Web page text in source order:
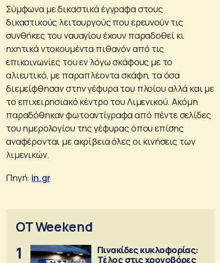
Σύμφωνα με δικαστικά έγγραφα στους
δικαστικούς λειτουργούς που ερευνούν τις
συνθήκες του ναυαγίου έχουν παραδοθεί κι
ηχητικά ντοκουμέντα πιθανόν από τις
επικοινωνίες του εν λόγω σκάφους με το
αλιευτικό, με παραπλέοντα σκάφη, τα όσα
διεμείφθησαν στην γέφυρα του πλοίου αλλά και με
το επιχειρησιακό κέντρο του Λιμενικού. Ακόμη
παραδόθηκαν φωτοαντίγραφα από πέντε σελίδες
του ημερολογίου της γέφυρας όπου επίσης
αναφέρονται με ακρίβεια όλες οι κινήσεις των
λιμενικών.
Πηγή: in.gr
OT Weekend
1
Πινακίδες κυκλοφορίας:
Τέλος στις χρονοβόρες